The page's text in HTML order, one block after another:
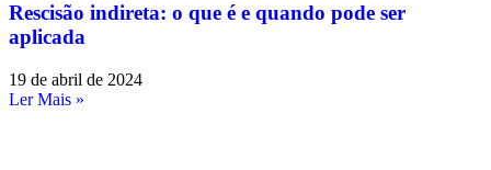
Rescisão indireta: o que é e quando pode ser
aplicada
19 de abril de 2024
Ler Mais »